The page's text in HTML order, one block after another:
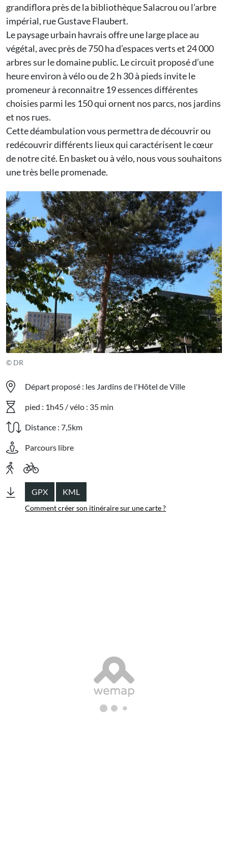
grandiflora près de la bibliothèque Salacrou ou l’arbre
impérial, rue Gustave Flaubert.
Le paysage urbain havrais offre une large place au
végétal, avec près de 750 ha d’espaces verts et 24 000
arbres sur le domaine public. Le circuit proposé d’une
heure environ à vélo ou de 2 h 30 à pieds invite le
promeneur à reconnaitre 19 essences différentes
choisies parmi les 150 qui ornent nos parcs, nos jardins
et nos rues.
Cette déambulation vous permettra de découvrir ou
redécouvrir différents lieux qui caractérisent le cœur
de notre cité. En basket ou à vélo, nous vous souhaitons
une très belle promenade.
© DR
Départ proposé : les Jardins de l'Hôtel de Ville
pied : 1h45 / vélo : 35 min
Distance : 7,5km
Parcours libre
GPX KML
Comment créer son itinéraire sur une carte ?